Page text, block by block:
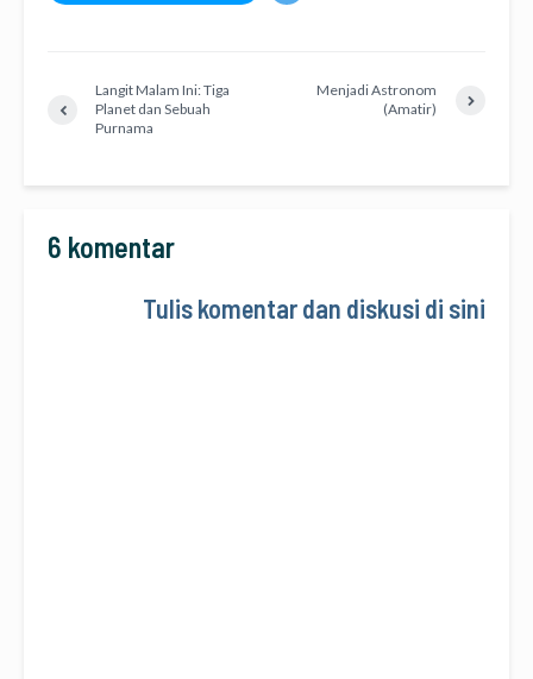
Langit Malam Ini: Tiga
Planet dan Sebuah
Purnama
Menjadi Astronom
(Amatir)
6 komentar
Tulis komentar dan diskusi di sini